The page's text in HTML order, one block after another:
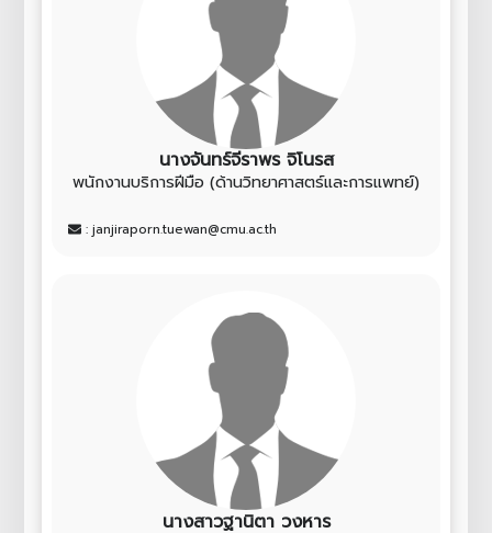
นางจันทร์จีราพร จิโนรส
พนักงานบริการฝีมือ (ด้านวิทยาศาสตร์และการแพทย์)
: janjiraporn.tuewan@cmu.ac.th
นางสาวฐานิตา วงหาร